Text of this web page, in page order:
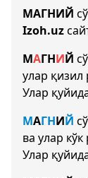
МАГНИЙ
Izoh.uz
МАГНИЙ
улар қизил
Улар
МАГНИЙ
ва улар
Улар